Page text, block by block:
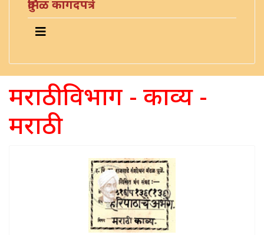
दुर्मिळ कागदपत्रे
मराठी विभाग - काव्य -
मराठी